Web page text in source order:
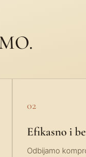
02
Efikasno i
Odbijamo